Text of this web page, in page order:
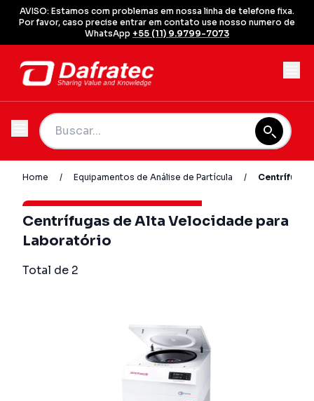
AVISO: Estamos com problemas em nossa linha de telefone fixa.
Por favor, caso precise entrar em contato use nosso numero de
WhatsApp +55 (11) 9.9799-7073
Home / Equipamentos de Análise de Partícula /
Centrífugas de Alta Velocidade para
Laboratório
Total de 2